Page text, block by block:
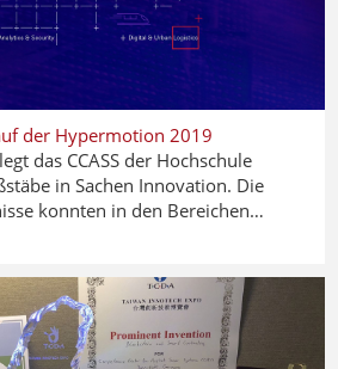
der Hypermotion 2019
das CCASS der Hochschule
in Sachen Innovation. Die
konnten in den Bereichen…